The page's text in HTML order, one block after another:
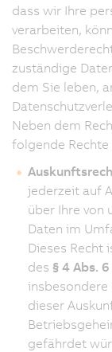
dass wir Ihre
verarbeiten,
zuständige
dem Sie leben,
Neben dem
folgende Rechte
jederzeit auf
über Ihre von
Daten im
Dieses Recht
des § 4 Abs. 6
dieser
gefährdet